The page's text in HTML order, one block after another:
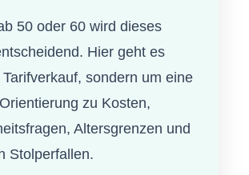
50 oder 60 wird dieses
Hier geht es
sondern um eine
zu Kosten,
Altersgrenzen und
Stolperfallen.